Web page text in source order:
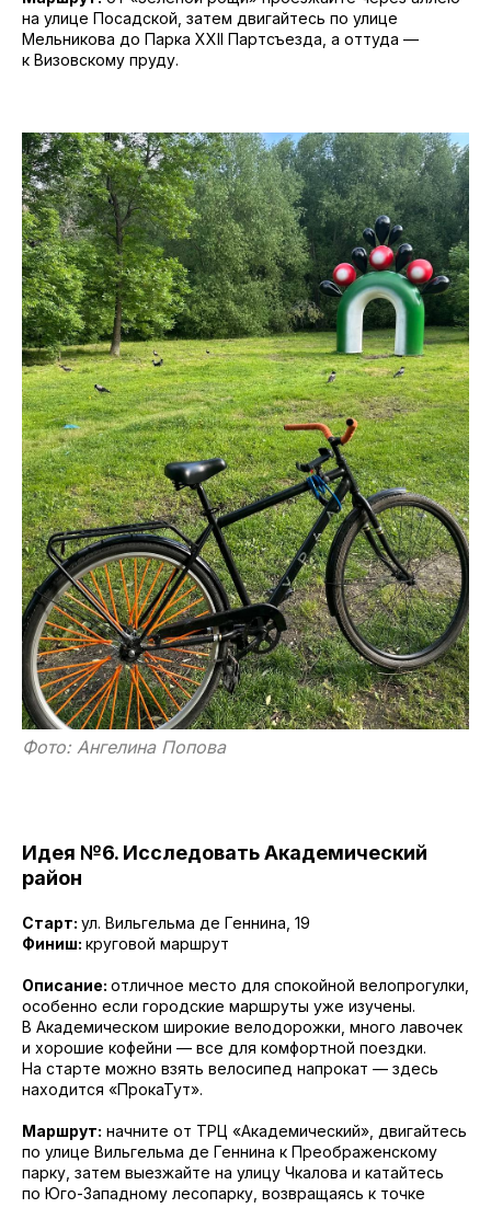
на улице Посадской, затем двигайтесь по улице
Мельникова до Парка XXII Партсъезда, а оттуда —
к Визовскому пруду.
Фото: Ангелина Попова
Идея №6. Исследовать Академический
район
Старт: ул. Вильгельма де Геннина, 19
Финиш: круговой маршрут
Описание: отличное место для спокойной велопрогулки,
особенно если городские маршруты уже изучены.
В Академическом широкие велодорожки, много лавочек
и хорошие кофейни — все для комфортной поездки.
На старте можно взять велосипед напрокат — здесь
находится «ПрокаТут».
Маршрут: начните от ТРЦ «Академический», двигайтесь
по улице Вильгельма де Геннина к Преображенскому
парку, затем выезжайте на улицу Чкалова и катайтесь
по Юго-Западному лесопарку, возвращаясь к точке